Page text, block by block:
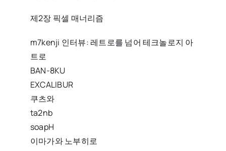
제2장 픽셀 매너리즘
m7kenji 인터뷰: 레트로를 넘어 테크놀로지 아
트로
BAN-8KU
EXCALIBUR
쿠츠와
ta2nb
soapH
이마가와 노부히로